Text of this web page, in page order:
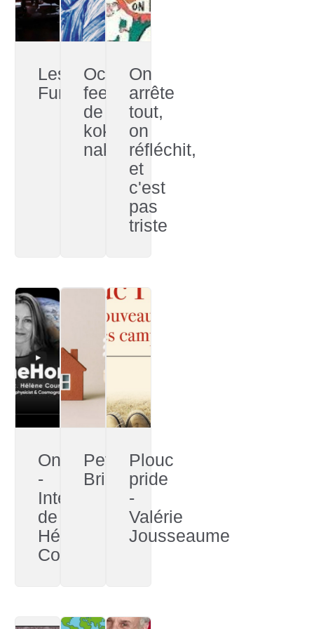
Les
Furtifs
Oceanic
feeling
de
koki
nakano
On
arrête
tout,
on
réfléchit,
et
c'est
pas
triste
OneHome
-
Interview
de
Hélène
Courtois
Petite
Bricole
Plouc
pride
-
Valérie
Jousseaume